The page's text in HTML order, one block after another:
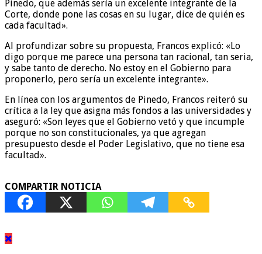
Pinedo, que además sería un excelente integrante de la
Corte, donde pone las cosas en su lugar, dice de quién es
cada facultad».
Al profundizar sobre su propuesta, Francos explicó: «Lo
digo porque me parece una persona tan racional, tan seria,
y sabe tanto de derecho. No estoy en el Gobierno para
proponerlo, pero sería un excelente integrante».
En línea con los argumentos de Pinedo, Francos reiteró su
crítica a la ley que asigna más fondos a las universidades y
aseguró: «Son leyes que el Gobierno vetó y que incumple
porque no son constitucionales, ya que agregan
presupuesto desde el Poder Legislativo, que no tiene esa
facultad».
COMPARTIR NOTICIA